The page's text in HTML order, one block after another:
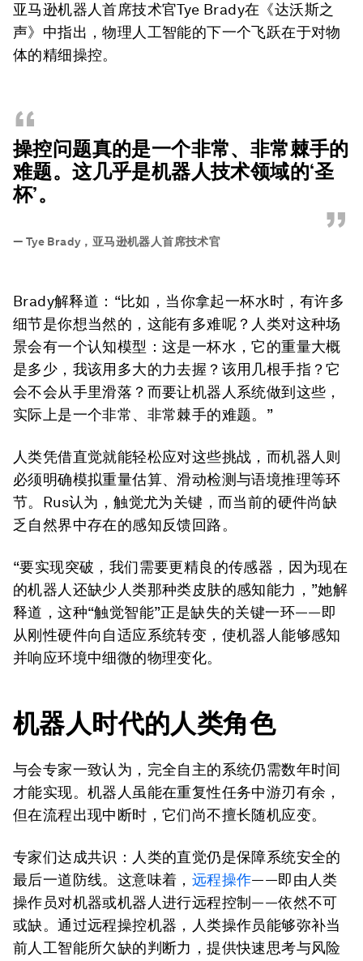
亚马逊机器人首席技术官Tye Brady在《达沃斯之
声》中指出，物理人工智能的下一个飞跃在于对物
体的精细操控。
“
操控问题真的是一个非常、非常棘手的
难题。这几乎是机器人技术领域的‘圣
杯’。
”
— Tye Brady，亚马逊机器人首席技术官
Brady解释道：“比如，当你拿起一杯水时，有许多
细节是你想当然的，这能有多难呢？人类对这种场
景会有一个认知模型：这是一杯水，它的重量大概
是多少，我该用多大的力去握？该用几根手指？它
会不会从手里滑落？而要让机器人系统做到这些，
实际上是一个非常、非常棘手的难题。”
人类凭借直觉就能轻松应对这些挑战，而机器人则
必须明确模拟重量估算、滑动检测与语境推理等环
节。Rus认为，触觉尤为关键，而当前的硬件尚缺
乏自然界中存在的感知反馈回路。
“要实现突破，我们需要更精良的传感器，因为现在
的机器人还缺少人类那种类皮肤的感知能力，”她解
释道，这种“触觉智能”正是缺失的关键一环——即
从刚性硬件向自适应系统转变，使机器人能够感知
并响应环境中细微的物理变化。
机器人时代的人类角色
与会专家一致认为，完全自主的系统仍需数年时间
才能实现。机器人虽能在重复性任务中游刃有余，
但在流程出现中断时，它们尚不擅长随机应变。
专家们达成共识：人类的直觉仍是保障系统安全的
最后一道防线。这意味着， 远程操作——即由人类
操作员对机器或机器人进行远程控制——依然不可
或缺。通过远程操控机器，人类操作员能够弥补当
前人工智能所欠缺的判断力，提供快速思考与风险